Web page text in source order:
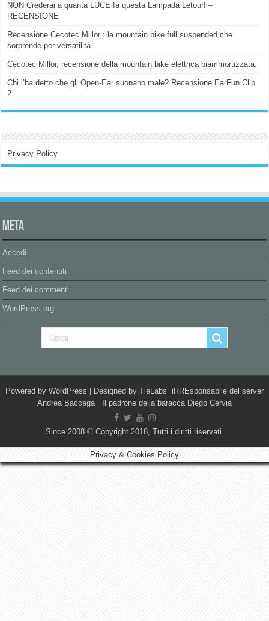
NON Crederai a quanta LUCE fa questa Lampada Letour! –
RECENSIONE
Recensione Cecotec Millor : la mountain bike full suspended che
sorprende per versatilità.
Cecotec Millor, recensione della mountain bike elettrica biammortizzata.
Chi l’ha detto che gli Open-Ear suonano male? Recensione EarFun Clip
2
Privacy Policy
Meta
Accedi
Feed dei contenuti
Feed dei commenti
WordPress.org
Powered by WordPress | Designed by TieLabs iRREsponsabile del server
Andrea Baccega Il padrone della baracca Diego Cervia
Since 2008 © Copyright 2018, Tutti i diritti riservati.
Privacy & Cookies Policy